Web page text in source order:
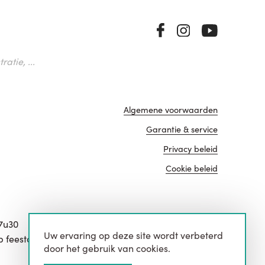
...
feestdagen.
Algemene voorwaarden
Garantie & service
Privacy beleid
Cookie beleid
website door
Uw ervaring op deze site wordt verbeterd
door het gebruik van cookies.